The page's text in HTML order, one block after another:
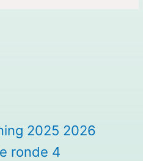
2025 2026
ronde 4